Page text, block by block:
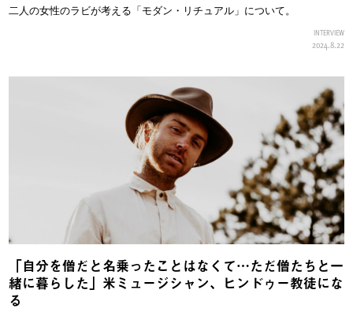
二人の女性のラビが考える「モダン・リチュアル」について。
INTERVIEW
2024.8.22
「自分を僧だと名乗ったことはなくて…ただ僧たちと一
緒に暮らした」米ミュージシャン、ヒンドゥー教徒にな
る